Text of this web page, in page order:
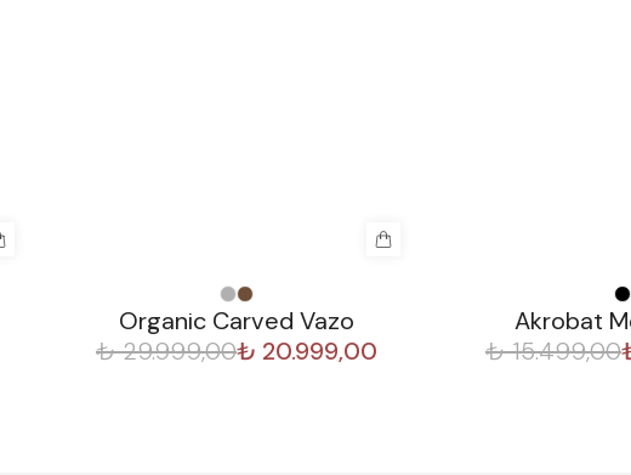
Organic Carved Vazo
₺ 29.999,00₺ 20.999,00
Akrobat
₺ 15.499,00